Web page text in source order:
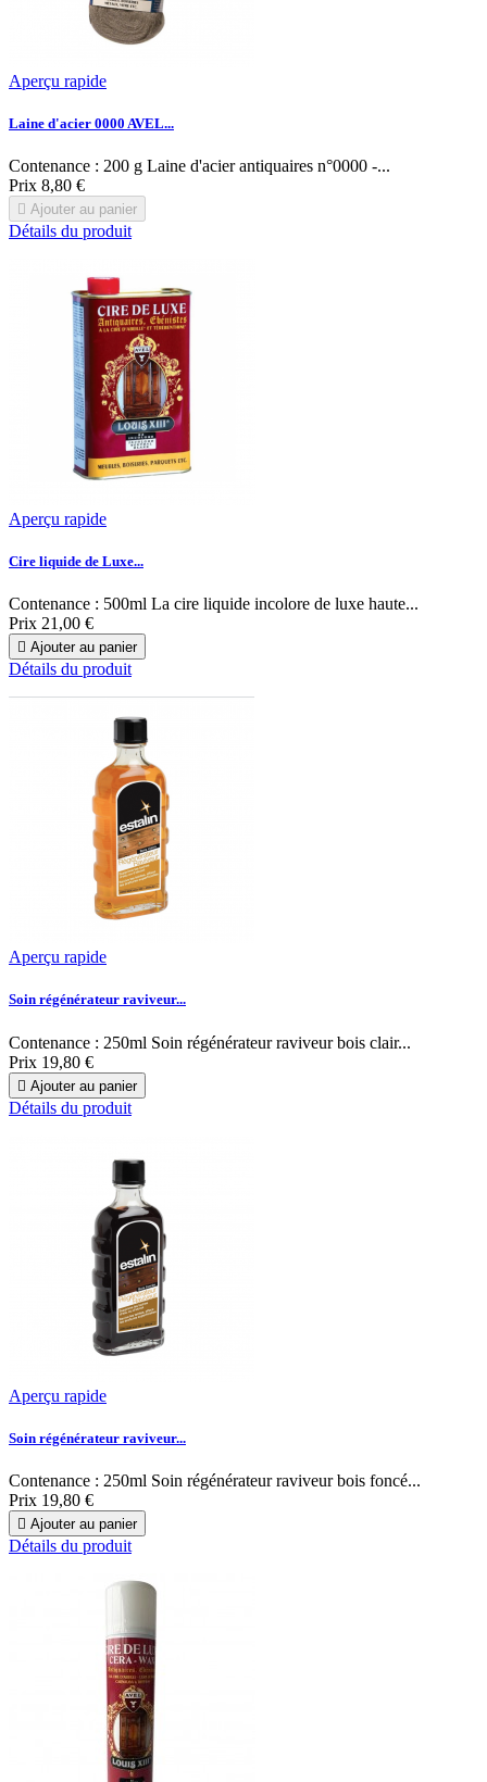
Aperçu rapide
Laine d'acier 0000 AVEL...
Contenance : 200 g Laine d'acier antiquaires n°0000 -...
Prix 8,80 €
 Ajouter au panier
Détails du produit
Aperçu rapide
Cire liquide de Luxe...
Contenance : 500ml La cire liquide incolore de luxe haute...
Prix 21,00 €
 Ajouter au panier
Détails du produit
Aperçu rapide
Soin régénérateur raviveur...
Contenance : 250ml Soin régénérateur raviveur bois clair...
Prix 19,80 €
 Ajouter au panier
Détails du produit
Aperçu rapide
Soin régénérateur raviveur...
Contenance : 250ml Soin régénérateur raviveur bois foncé...
Prix 19,80 €
 Ajouter au panier
Détails du produit